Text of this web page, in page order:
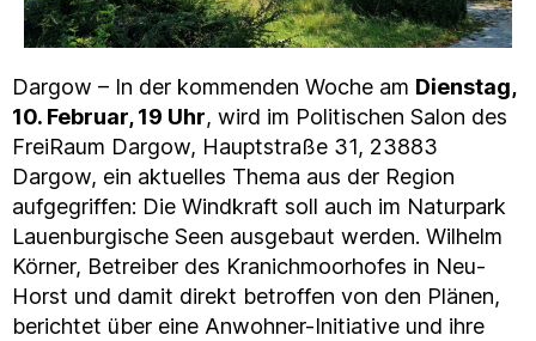
Dargow – In der kommenden Woche am Dienstag,
10. Februar, 19 Uhr, wird im Politischen Salon des
FreiRaum Dargow, Hauptstraße 31, 23883
Dargow, ein aktuelles Thema aus der Region
aufgegriffen: Die Windkraft soll auch im Naturpark
Lauenburgische Seen ausgebaut werden. Wilhelm
Körner, Betreiber des Kranichmoorhofes in Neu-
Horst und damit direkt betroffen von den Plänen,
berichtet über eine Anwohner-Initiative und ihre